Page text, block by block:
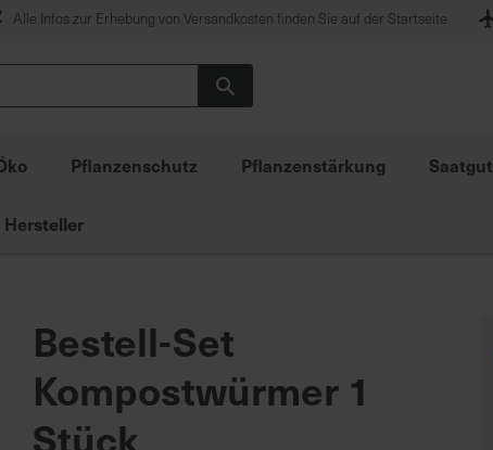
Alle Infos zur Erhebung von Versandkosten finden Sie auf der Startseite
Pflanzenschutz Pflanzenstärkung Saatgut
Hersteller
Bestell-Set
Kompostwürmer 1
Stück